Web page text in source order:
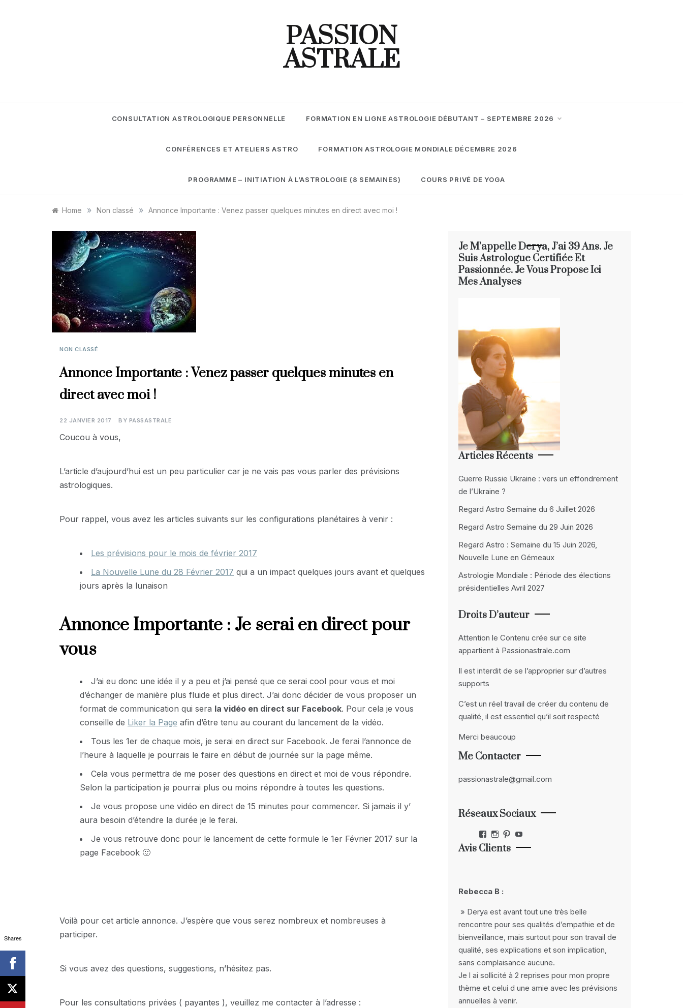
PASSION
ASTRALE
CONSULTATION ASTROLOGIQUE PERSONNELLE FORMATION EN LIGNE ASTROLOGIE DÉBUTANT – SEPTEMBRE 2026
CONFÉRENCES ET ATELIERS ASTRO FORMATION ASTROLOGIE MONDIALE DÉCEMBRE 2026
PROGRAMME – INITIATION À L’ASTROLOGIE (8 SEMAINES) COURS PRIVÉ DE YOGA
Home » Non classé » Annonce Importante : Venez passer quelques minutes en direct avec moi !
NON CLASSÉ
Annonce Importante : Venez passer quelques minutes en
direct avec moi !
22 JANVIER 2017 BY PASSASTRALE
Coucou à vous,
L’article d’aujourd’hui est un peu particulier car je ne vais pas vous parler des prévisions
astrologiques.
Pour rappel, vous avez les articles suivants sur les configurations planétaires à venir :
Les prévisions pour le mois de février 2017
La Nouvelle Lune du 28 Février 2017 qui a un impact quelques jours avant et quelques
jours après la lunaison
Annonce Importante : Je serai en direct pour
vous
J’ai eu donc une idée il y a peu et j’ai pensé que ce serai cool pour vous et moi
d’échanger de manière plus fluide et plus direct. J’ai donc décider de vous proposer un
format de communication qui sera la vidéo en direct sur Facebook. Pour cela je vous
conseille de Liker la Page afin d’être tenu au courant du lancement de la vidéo.
Tous les 1er de chaque mois, je serai en direct sur Facebook. Je ferai l’annonce de
l’heure à laquelle je pourrais le faire en début de journée sur la page même.
Cela vous permettra de me poser des questions en direct et moi de vous répondre.
Selon la participation je pourrai plus ou moins répondre à toutes les questions.
Je vous propose une vidéo en direct de 15 minutes pour commencer. Si jamais il y’
aura besoin d’étendre la durée je le ferai.
Je vous retrouve donc pour le lancement de cette formule le 1er Février 2017 sur la
page Facebook 🙂
Voilà pour cet article annonce. J’espère que vous serez nombreux et nombreuses à
participer.
Si vous avez des questions, suggestions, n’hésitez pas.
Pour les consultations privées ( payantes ), veuillez me contacter à l’adresse :
Je M’appelle Derya, J’ai 39 Ans. Je
Suis Astrologue Certifiée Et
Passionnée. Je Vous Propose Ici
Mes Analyses
Articles Récents
Guerre Russie Ukraine : vers un effondrement
de l’Ukraine ?
Regard Astro Semaine du 6 Juillet 2026
Regard Astro Semaine du 29 Juin 2026
Regard Astro : Semaine du 15 Juin 2026,
Nouvelle Lune en Gémeaux
Astrologie Mondiale : Période des élections
présidentielles Avril 2027
Droits D’auteur
Attention le Contenu crée sur ce site
appartient à Passionastrale.com
Il est interdit de se l’approprier sur d’autres
supports
C’est un réel travail de créer du contenu de
qualité, il est essentiel qu’il soit respecté
Merci beaucoup
Me Contacter
passionastrale@gmail.com
Réseaux Sociaux
Facebook
Instagram
Pinterest
YouTube
Avis Clients
Rebecca B :
» Derya est avant tout une très belle
rencontre pour ses qualités d’empathie et de
bienveillance, mais surtout pour son travail de
qualité, ses explications et son implication,
sans complaisance aucune.
Je l ai sollicité à 2 reprises pour mon propre
thème et celui d une amie avec les prévisions
annuelles à venir.
Shares